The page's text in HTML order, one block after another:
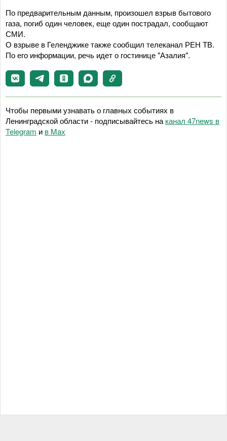
По предварительным данным, произошел взрыв бытового
газа, погиб один человек, еще один пострадал, сообщают
СМИ.
О взрыве в Геленджике также сообщил телеканал РЕН ТВ.
По его информации, речь идет о гостинице "Азалия".
Чтобы первыми узнавать о главных событиях в
Ленинградской области - подписывайтесь на канал 47news в
Telegram и в Maх